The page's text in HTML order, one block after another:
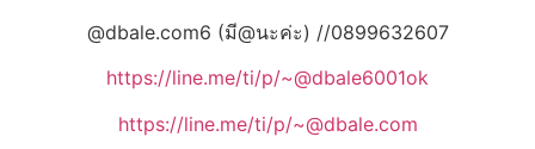
@dbale.com6 (มี@นะค่ะ) //0899632607
https://line.me/ti/p/~@dbale6001ok
https://line.me/ti/p/~@dbale.com